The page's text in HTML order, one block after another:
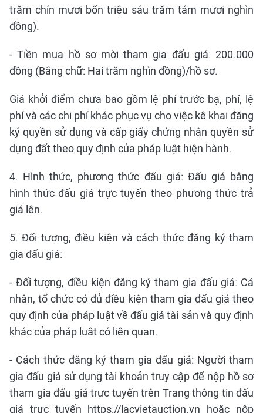
trăm chín mươi bốn triệu sáu trăm tám mươi nghìn
đồng).
- Tiền mua hồ sơ mời tham gia đấu giá: 200.000
đồng (Bằng chữ: Hai trăm nghìn đồng)/hồ sơ.
Giá khởi điểm chưa bao gồm lệ phí trước bạ, phí, lệ
phí và các chi phí khác phục vụ cho việc kê khai đăng
ký quyền sử dụng và cấp giấy chứng nhận quyền sử
dụng đất theo quy định của pháp luật hiện hành.
4. Hình thức, phương thức đấu giá: Đấu giá bằng
hình thức đấu giá trực tuyến theo phương thức trả
giá lên.
5. Đối tượng, điều kiện và cách thức đăng ký tham
gia đấu giá:
- Đối tượng, điều kiện đăng ký tham gia đấu giá: Cá
nhân, tổ chức có đủ điều kiện tham gia đấu giá theo
quy định của pháp luật về đấu giá tài sản và quy định
khác của pháp luật có liên quan.
- Cách thức đăng ký tham gia đấu giá: Người tham
gia đấu giá sử dụng tài khoản truy cập để nộp hồ sơ
tham gia đấu giá trực tuyến trên Trang thông tin đấu
giá trực tuyến https://lacvietauction.vn hoặc nộp